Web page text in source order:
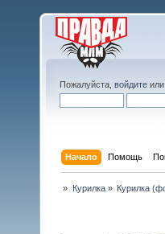
Пожалуйста, войдите или
Начало Помощь
» Курилка» Курилка